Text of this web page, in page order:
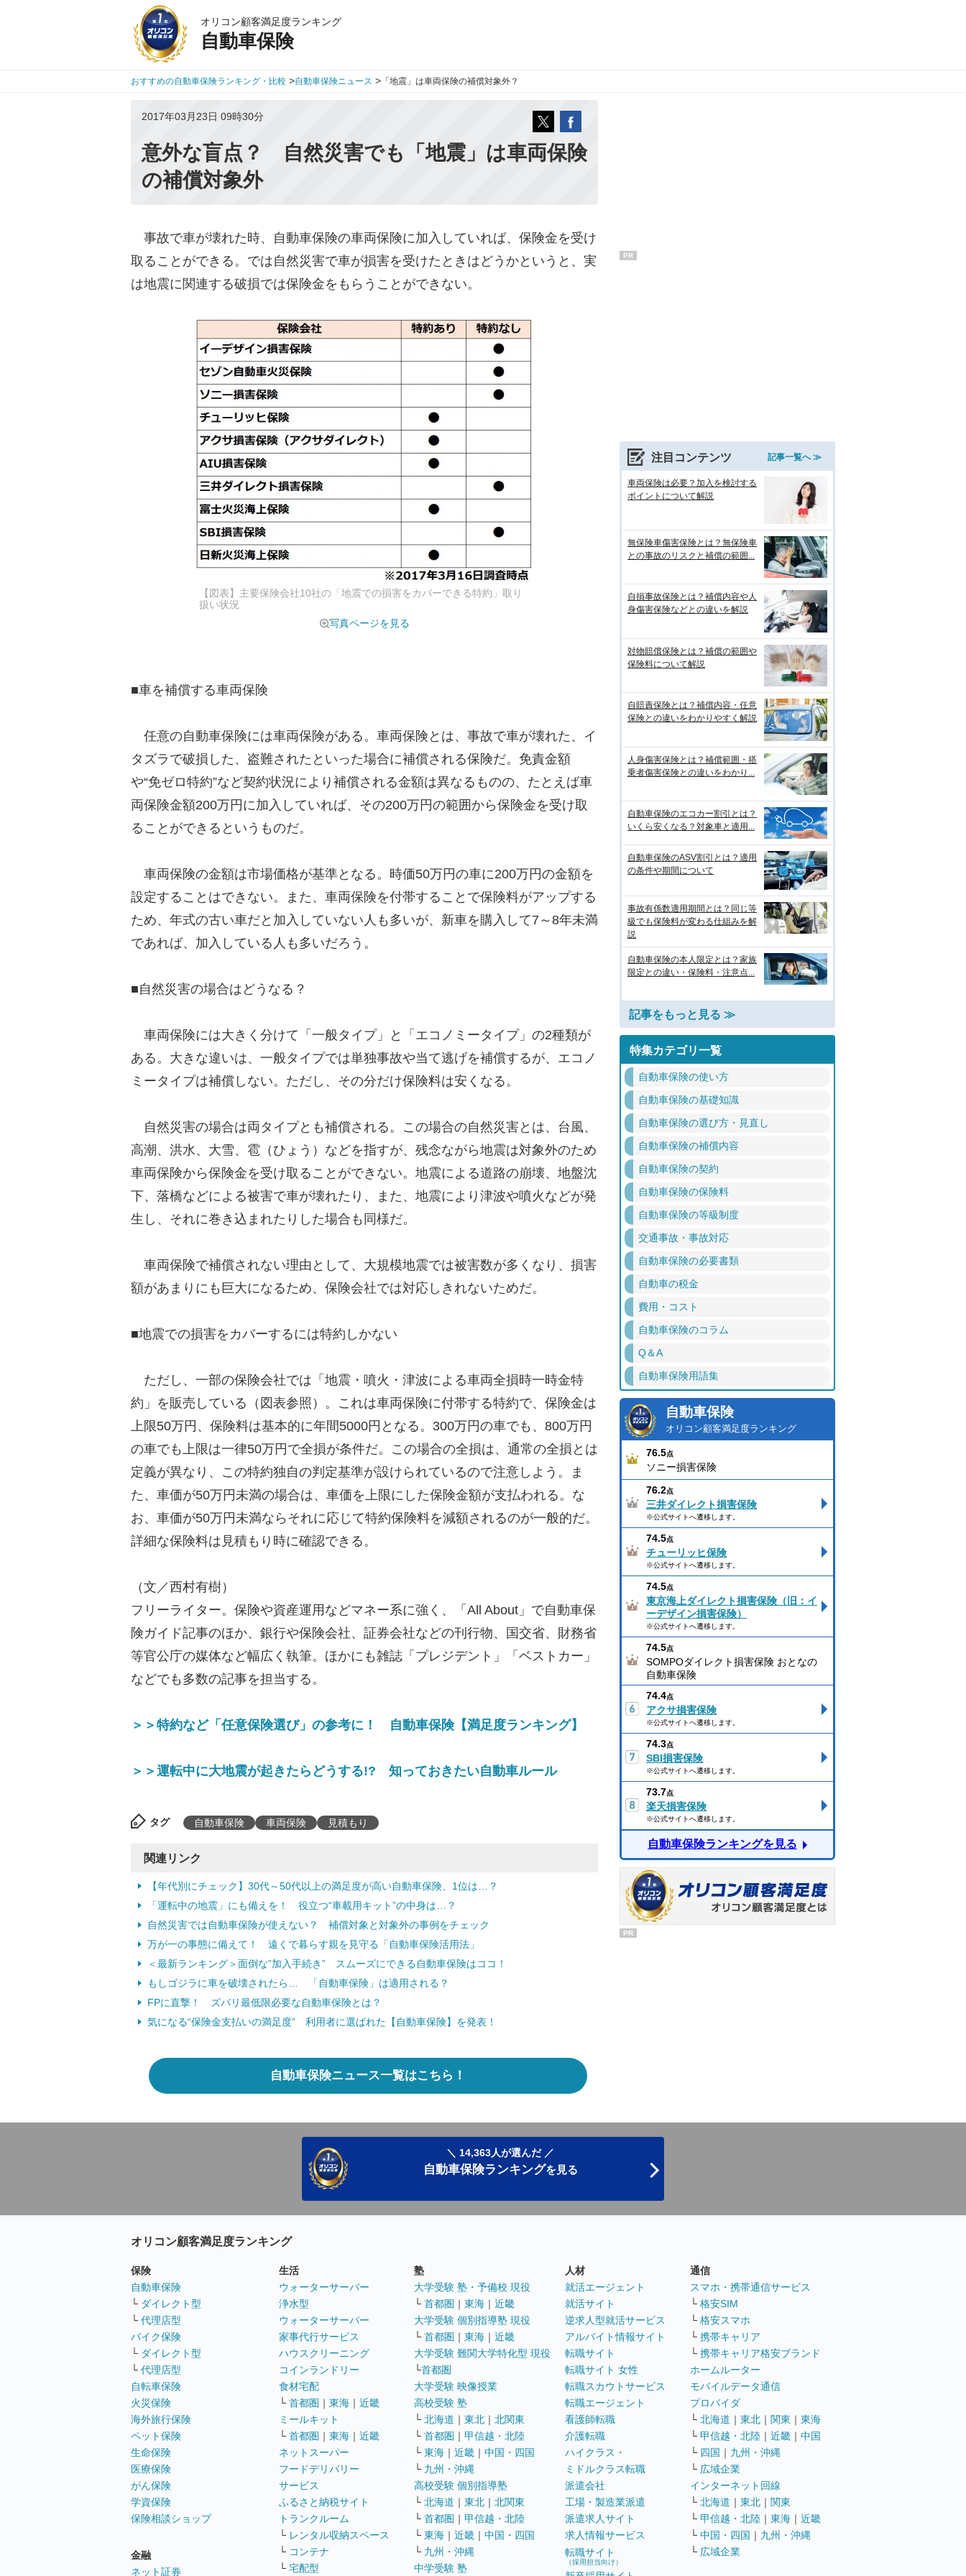
オリコン顧客満足度ランキング
自動車保険
おすすめの自動車保険ランキング・比較 >自動車保険ニュース > 「地震」は車両保険の補償対象外？
2017年03月23日 09時30分
意外な盲点？ 自然災害でも「地震」は車両保険
の補償対象外
事故で車が壊れた時、自動車保険の車両保険に加入していれば、保険金を受け
取ることができる。では自然災害で車が損害を受けたときはどうかというと、実
は地震に関連する破損では保険金をもらうことができない。
【図表】主要保険会社10社の「地震での損害をカバーできる特約」取り
扱い状況
写真ページを見る
■車を補償する車両保険
任意の自動車保険には車両保険がある。車両保険とは、事故で車が壊れた、イ
タズラで破損した、盗難されたといった場合に補償される保険だ。免責金額
や“免ゼロ特約”など契約状況により補償される金額は異なるものの、たとえば車
両保険金額200万円に加入していれば、その200万円の範囲から保険金を受け取
ることができるというものだ。
車両保険の金額は市場価格が基準となる。時価50万円の車に200万円の金額を
設定することはできない。また、車両保険を付帯することで保険料がアップする
ため、年式の古い車だと加入していない人も多いが、新車を購入して7～8年未満
であれば、加入している人も多いだろう。
■自然災害の場合はどうなる？
車両保険には大きく分けて「一般タイプ」と「エコノミータイプ」の2種類が
ある。大きな違いは、一般タイプでは単独事故や当て逃げを補償するが、エコノ
ミータイプは補償しない。ただし、その分だけ保険料は安くなる。
自然災害の場合は両タイプとも補償される。この場合の自然災害とは、台風、
高潮、洪水、大雪、雹（ひょう）などを指すが、残念ながら地震は対象外のため
車両保険から保険金を受け取ることができない。地震による道路の崩壊、地盤沈
下、落橋などによる被害で車が壊れたり、また、地震により津波や噴火などが発
生し、それに巻き込まれたりした場合も同様だ。
車両保険で補償されない理由として、大規模地震では被害数が多くなり、損害
額があまりにも巨大になるため、保険会社では対応しきれないためだ。
■地震での損害をカバーするには特約しかない
ただし、一部の保険会社では「地震・噴火・津波による車両全損時一時金特
約」を販売している（図表参照）。これは車両保険に付帯する特約で、保険金は
上限50万円、保険料は基本的に年間5000円となる。300万円の車でも、800万円
の車でも上限は一律50万円で全損が条件だ。この場合の全損は、通常の全損とは
定義が異なり、この特約独自の判定基準が設けられているので注意しよう。ま
た、車価が50万円未満の場合は、車価を上限にした保険金額が支払われる。な
お、車価が50万円未満ならそれに応じて特約保険料を減額されるのが一般的だ。
詳細な保険料は見積もり時に確認できる。
（文／西村有樹）
フリーライター。保険や資産運用などマネー系に強く、「All About」で自動車保
険ガイド記事のほか、銀行や保険会社、証券会社などの刊行物、国交省、財務省
等官公庁の媒体など幅広く執筆。ほかにも雑誌「プレジデント」「ベストカー」
などでも多数の記事を担当する。
＞＞特約など「任意保険選び」の参考に！ 自動車保険【満足度ランキング】
＞＞運転中に大地震が起きたらどうする!? 知っておきたい自動車ルール
タグ 自動車保険 車両保険 見積もり
関連リンク
【年代別にチェック】30代～50代以上の満足度が高い自動車保険、1位は…？
「運転中の地震」にも備えを！ 役立つ“車載用キット”の中身は…？
自然災害では自動車保険が使えない？ 補償対象と対象外の事例をチェック
万が一の事態に備えて！ 遠くで暮らす親を見守る「自動車保険活用法」
＜最新ランキング＞面倒な”加入手続き” スムーズにできる自動車保険はココ！
もしゴジラに車を破壊されたら… 「自動車保険」は適用される？
FPに直撃！ ズバリ最低限必要な自動車保険とは？
気になる“保険金支払いの満足度” 利用者に選ばれた【自動車保険】を発表！
自動車保険ニュース一覧はこちら！
PR
注目コンテンツ 記事一覧へ ≫
車両保険は必要？加入を検討する
ポイントについて解説
無保険車傷害保険とは？無保険車
との事故のリスクと補償の範囲...
自損事故保険とは？補償内容や人
身傷害保険などとの違いを解説
対物賠償保険とは？補償の範囲や
保険料について解説
自賠責保険とは？補償内容・任意
保険との違いをわかりやすく解説
人身傷害保険とは？補償範囲・搭
乗者傷害保険との違いをわかり...
自動車保険のエコカー割引とは？
いくら安くなる？対象車と適用...
自動車保険のASV割引とは？適用
の条件や期間について
事故有係数適用期間とは？同じ等
級でも保険料が変わる仕組みを解
説
自動車保険の本人限定とは？家族
限定との違い・保険料・注意点...
記事をもっと見る ≫
特集カテゴリ一覧
自動車保険の使い方
自動車保険の基礎知識
自動車保険の選び方・見直し
自動車保険の補償内容
自動車保険の契約
自動車保険の保険料
自動車保険の等級制度
交通事故・事故対応
自動車保険の必要書類
自動車の税金
費用・コスト
自動車保険のコラム
Q＆A
自動車保険用語集
自動車保険
オリコン顧客満足度ランキング
76.5点
ソニー損害保険
76.2点
三井ダイレクト損害保険
※公式サイトへ遷移します。
74.5点
チューリッヒ保険
※公式サイトへ遷移します。
74.5点
東京海上ダイレクト損害保険（旧：イ
ーデザイン損害保険）
※公式サイトへ遷移します。
74.5点
SOMPOダイレクト損害保険 おとなの
自動車保険
74.4点
アクサ損害保険
※公式サイトへ遷移します。
74.3点
SBI損害保険
※公式サイトへ遷移します。
73.7点
楽天損害保険
※公式サイトへ遷移します。
自動車保険ランキングを見る
PR
＼ 14,363人が選んだ ／
自動車保険ランキングを見る
オリコン顧客満足度ランキング
保険
自動車保険
└ ダイレクト型
└ 代理店型
バイク保険
└ ダイレクト型
└ 代理店型
自転車保険
火災保険
海外旅行保険
ペット保険
生命保険
医療保険
がん保険
学資保険
保険相談ショップ
金融
ネット証券
生活
ウォーターサーバー
浄水型
ウォーターサーバー
家事代行サービス
ハウスクリーニング
コインランドリー
食材宅配
└ 首都圏 ｜ 東海 ｜ 近畿
ミールキット
└ 首都圏 ｜ 東海 ｜ 近畿
ネットスーパー
フードデリバリー
サービス
ふるさと納税サイト
トランクルーム
└ レンタル収納スペース
└ コンテナ
└ 宅配型
塾
大学受験 塾・予備校 現役
└ 首都圏 ｜ 東海 ｜ 近畿
大学受験 個別指導塾 現役
└ 首都圏 ｜ 東海 ｜ 近畿
大学受験 難関大学特化型 現役
└首都圏
大学受験 映像授業
高校受験 塾
└ 北海道 ｜ 東北 ｜ 北関東
└ 首都圏 ｜ 甲信越・北陸
└ 東海 ｜ 近畿 ｜ 中国・四国
└ 九州・沖縄
高校受験 個別指導塾
└ 北海道 ｜ 東北 ｜ 北関東
└ 首都圏 ｜ 甲信越・北陸
└ 東海 ｜ 近畿 ｜ 中国・四国
└ 九州・沖縄
中学受験 塾
人材
就活エージェント
就活サイト
逆求人型就活サービス
アルバイト情報サイト
転職サイト
転職サイト 女性
転職スカウトサービス
転職エージェント
看護師転職
介護転職
ハイクラス・
ミドルクラス転職
派遣会社
工場・製造業派遣
派遣求人サイト
求人情報サービス
転職サイト
（採用担当向け）
通信
スマホ・携帯通信サービス
└ 格安SIM
└ 格安スマホ
└ 携帯キャリア
└ 携帯キャリア格安ブランド
ホームルーター
モバイルデータ通信
プロバイダ
└ 北海道 ｜ 東北 ｜ 関東 ｜ 東海
└ 甲信越・北陸 ｜ 近畿 ｜ 中国
└ 四国 ｜ 九州・沖縄
└ 広域企業
インターネット回線
└ 北海道 ｜ 東北 ｜ 関東
└ 甲信越・北陸 ｜ 東海 ｜ 近畿
└ 中国・四国 ｜ 九州・沖縄
└ 広域企業